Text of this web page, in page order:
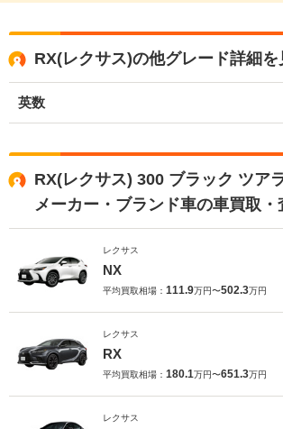
RX(レクサス)の他グレード詳細を
英数
RX(レクサス) 300 ブラック ツア
メーカー・ブランド車の車買取・
レクサス
NX
平均買取相場： 111.9万円〜502.3万円
レクサス
RX
平均買取相場： 180.1万円〜651.3万円
レクサス